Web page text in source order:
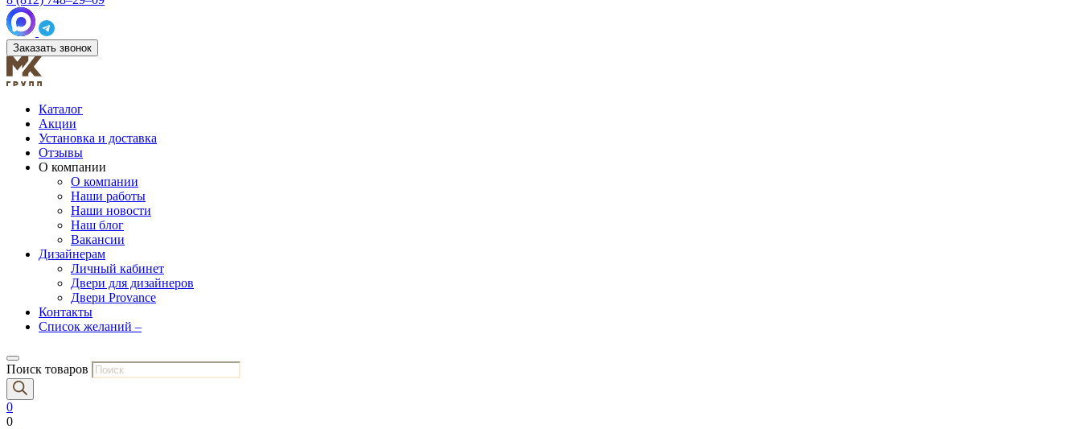
Заказать звонок
Каталог
Акции
Установка и доставка
Отзывы
О компании
О компании
Наши работы
Наши новости
Наш блог
Вакансии
Дизайнерам
Личный кабинет
Двери для дизайнеров
Двери Provance
Контакты
Список желаний –
Поиск товаров
0
0